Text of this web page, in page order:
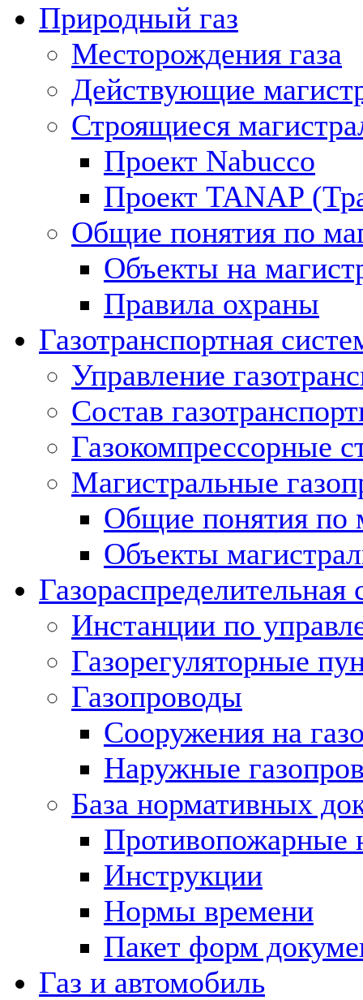
Природный газ
Месторождения газа
Действующие
Строящиеся
Проект Nabucco
Проект TANAP
Общие понятия по
Объекты на
Правила охраны
Газотранспортная
Управление
Состав
Газокомпрессорные
Магистральные
Общие понятия по
Объекты
Газораспределительная
Инстанции по
Газорегуляторные
Газопроводы
Сооружения на
Наружные
База нормативных
Противопожарные
Инструкции
Нормы времени
Пакет форм
Газ и автомобиль